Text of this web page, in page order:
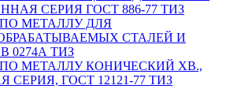
СЕРИЯ ГОСТ 886-77 ТИЗ
МЕТАЛЛУ ДЛЯ
СТАЛЕЙ И
0274А ТИЗ
МЕТАЛЛУ КОНИЧЕСКИЙ ХВ.,
СЕРИЯ, ГОСТ 12121-77 ТИЗ